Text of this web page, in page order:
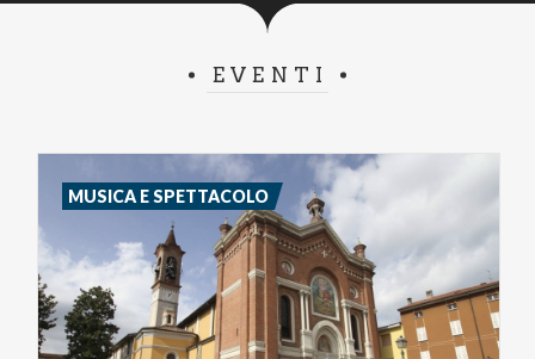
EVENTI
MUSICA E SPETTACOLO